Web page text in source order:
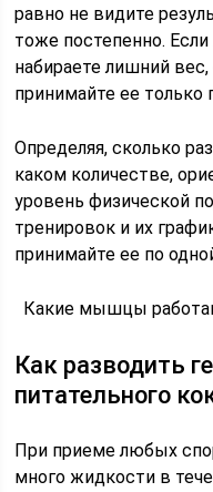
равно не видите
тоже постепенно.
набираете лишний
принимайте ее только
Определяя, сколько
каком количестве,
уровень физической
тренировок и их
принимайте ее по
Какие мышцы
Как разводить
питательного
При приеме любых
много жидкости в